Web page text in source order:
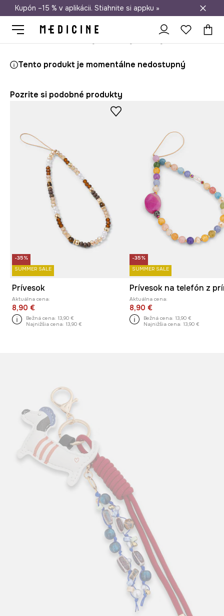
Doprava zadarmo od 50 €
Kupón –15 % v aplikácii. Stiahnite si appku »
Tento produkt je momentálne nedostupný
Pozrite si podobné produkty
-35%
SUMMER SALE
Prívesok
Aktuálna cena:
8,90 €
Bežná cena: 13,90 €
Najnižšia cena: 13,90 €
-35%
SUMMER SALE
Aktuálna cena:
8,90 €
Bežná cena: 13,90 €
Najnižšia cena: 13,90 €